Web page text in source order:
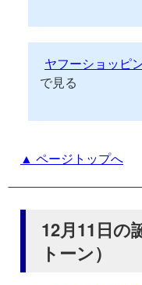
ヤフーショッピ
で見る
▲ ページトップへ
12月11日の
トーン）